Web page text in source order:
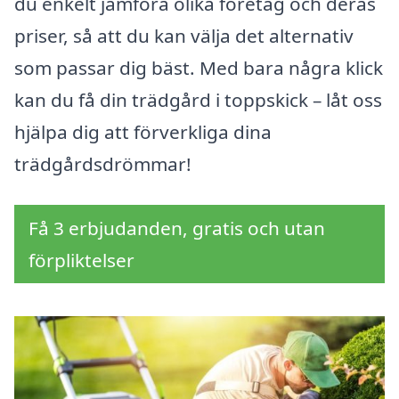
priser, så att du kan välja det alternativ
som passar dig bäst. Med bara några klick
kan du få din trädgård i toppskick – låt oss
hjälpa dig att förverkliga dina
trädgårdsdrömmar!
Få 3 erbjudanden, gratis och utan
förpliktelser